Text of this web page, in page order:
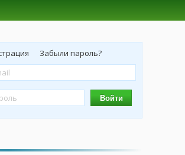
Забыли пароль?
Войти